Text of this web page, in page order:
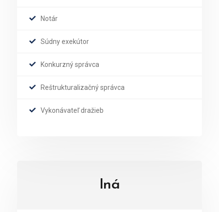
Notár
Súdny exekútor
Konkurzný správca
Reštrukturalizačný správca
Vykonávateľ dražieb
Iná